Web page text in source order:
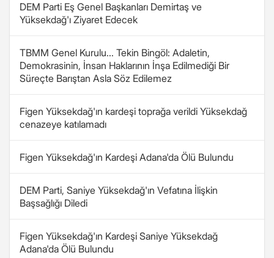
DEM Parti Eş Genel Başkanları Demirtaş ve
Yüksekdağ'ı Ziyaret Edecek
TBMM Genel Kurulu... Tekin Bingöl: Adaletin,
Demokrasinin, İnsan Haklarının İnşa Edilmediği Bir
Süreçte Barıştan Asla Söz Edilemez
Figen Yüksekdağ'ın kardeşi toprağa verildi Yüksekdağ
cenazeye katılamadı
Figen Yüksekdağ'ın Kardeşi Adana'da Ölü Bulundu
DEM Parti, Saniye Yüksekdağ'ın Vefatına İlişkin
Başsağlığı Diledi
Figen Yüksekdağ'ın Kardeşi Saniye Yüksekdağ
Adana'da Ölü Bulundu